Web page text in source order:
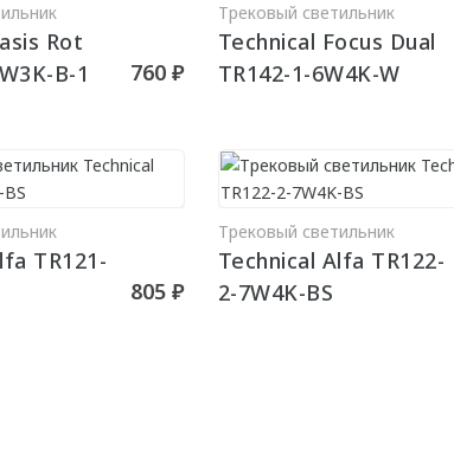
Rot
B-1
760 ₽
Трековый светильник
Technical Focus Dual
TR142-1-6W4K-W
TR121-
805 ₽
Трековый светильник
Technical Alfa TR122-
2-7W4K-BS